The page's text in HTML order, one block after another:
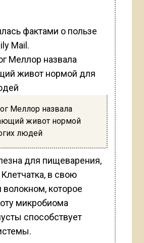
фактами о пользе
Mail.
Меллор назвала
живот нормой
людей
для пищеварения,
в свою
которое
микробиома
способствует